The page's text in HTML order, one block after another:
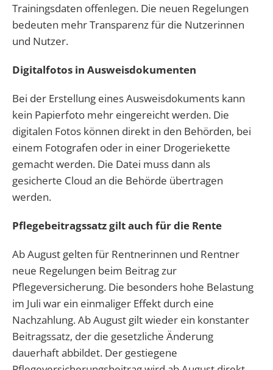
Trainingsdaten offenlegen. Die neuen Regelungen
bedeuten mehr Transparenz für die Nutzerinnen
und Nutzer.
Digitalfotos in Ausweisdokumenten
Bei der Erstellung eines Ausweisdokuments kann
kein Papierfoto mehr eingereicht werden. Die
digitalen Fotos können direkt in den Behörden, bei
einem Fotografen oder in einer Drogeriekette
gemacht werden. Die Datei muss dann als
gesicherte Cloud an die Behörde übertragen
werden.
Pflegebeitragssatz gilt auch für die Rente
Ab August gelten für Rentnerinnen und Rentner
neue Regelungen beim Beitrag zur
Pflegeversicherung. Die besonders hohe Belastung
im Juli war ein einmaliger Effekt durch eine
Nachzahlung. Ab August gilt wieder ein konstanter
Beitragssatz, der die gesetzliche Änderung
dauerhaft abbildet. Der gestiegene